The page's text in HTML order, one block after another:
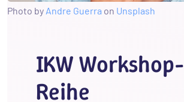
Photo by Andre Guerra on Unsplash
IKW Workshop-
Reihe